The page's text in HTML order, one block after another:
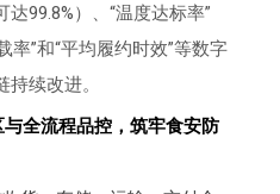
达99.8%）、“温度达标率”
率”和“平均履约时效”等数字
续改进。
全流程品控，筑牢食安防